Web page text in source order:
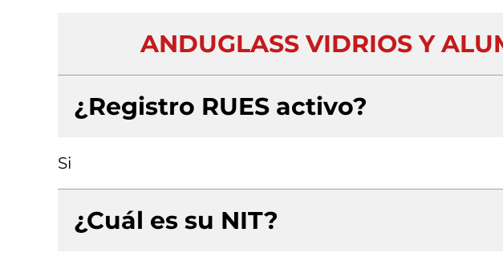
ANDUGLASS VIDRIOS Y
¿Registro RUES activo?
Si
¿Cuál es su NIT?